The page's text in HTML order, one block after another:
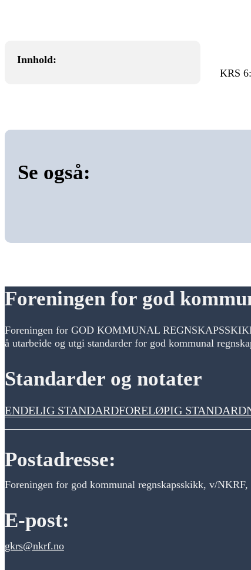
Innhold:
KRS
Se også:
Foreningen for god
Foreningen for GOD KOMMUNAL
å utarbeide og utgi standarder for god kommunal
Standarder og notater
ENDELIG STANDARDFORELØPIG STANDARD
Postadresse:
Foreningen for god kommunal regnskapsskikk, v/
E-post:
gkrs@nkrf.no